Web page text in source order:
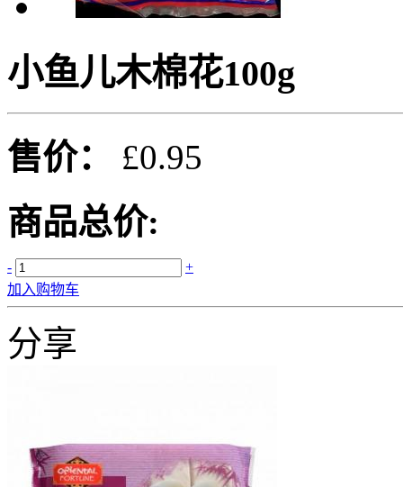
小鱼儿木棉花100g
售价：
£0.95
商品总价:
-
+
加入购物车
分享